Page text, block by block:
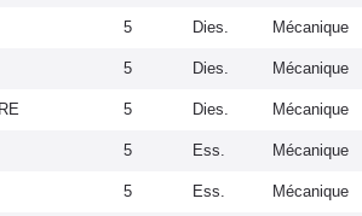
5 Dies. Mécanique
5 Dies. Mécanique
5 Dies. Mécanique
5 Ess. Mécanique
5 Ess. Mécanique